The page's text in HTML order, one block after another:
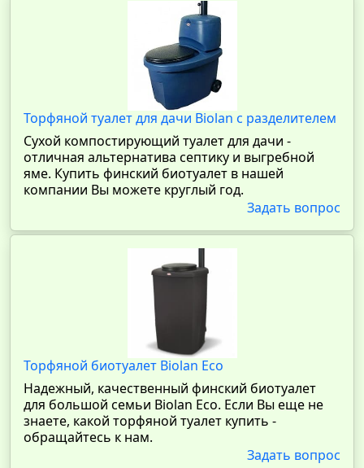
Торфяной туалет для дачи Biolan с разделителем
Сухой компостирующий туалет для дачи -
отличная альтернатива септику и выгребной
яме. Купить финский биотуалет в нашей
компании Вы можете круглый год.
Задать вопрос
Торфяной биотуалет Biolan Eco
Надежный, качественный финский биотуалет
для большой семьи Biolan Eco. Если Вы еще не
знаете, какой торфяной туалет купить -
обращайтесь к нам.
Задать вопрос